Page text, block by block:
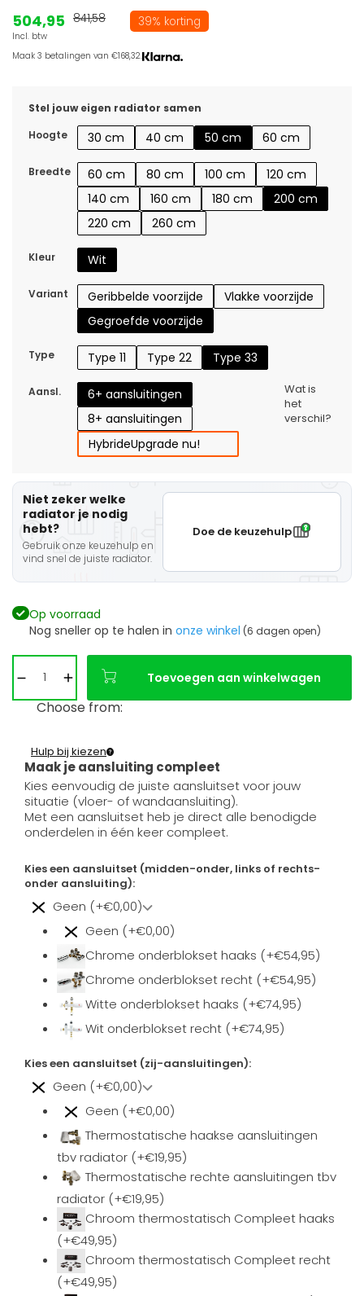
504,95
Incl. btw
841,58 39% korting
Maak 3 betalingen van €168,32.
Stel jouw eigen radiator samen
Hoogte
30 cm 40 cm 50 cm 60 cm
Breedte 60 cm 80 cm 100 cm
120 cm
140 cm
160 cm 180 cm
200 cm
220 cm
260 cm
Kleur Wit
Variant Geribbelde voorzijde
Vlakke voorzijde
Gegroefde voorzijde
Type Type 11 Type 22 Type 33
Aansl.
6+ aansluitingen
8+ aansluitingen
HybrideUpgrade nu!
Wat is
het
verschil?
Niet zeker welke
radiator je nodig
hebt?
Gebruik onze keuzehulp en
vind snel de juiste radiator.
Doe de keuzehulp
Op voorraad
Nog sneller op te halen in onze winkel (6 dagen open)
Toevoegen aan winkelwagen
Choose from:
Maak je aansluiting compleet
Hulp bij kiezen
Kies eenvoudig de juiste aansluitset voor jouw
situatie (vloer- of wandaansluiting).
Met een aansluitset heb je direct alle benodigde
onderdelen in één keer compleet.
Kies een aansluitset (midden-onder, links of rechts-
onder aansluiting):
Geen (+€0,00)
Geen (+€0,00)
Chrome onderblokset haaks (+€54,95)
Chrome onderblokset recht (+€54,95)
Witte onderblokset haaks (+€74,95)
Wit onderblokset recht (+€74,95)
Kies een aansluitset (zij-aansluitingen):
Geen (+€0,00)
Geen (+€0,00)
Thermostatische haakse aansluitingen
tbv radiator (+€19,95)
Thermostatische rechte aansluitingen tbv
radiator (+€19,95)
Chroom thermostatisch Compleet haaks
(+€49,95)
Chroom thermostatisch Compleet recht
(+€49,95)